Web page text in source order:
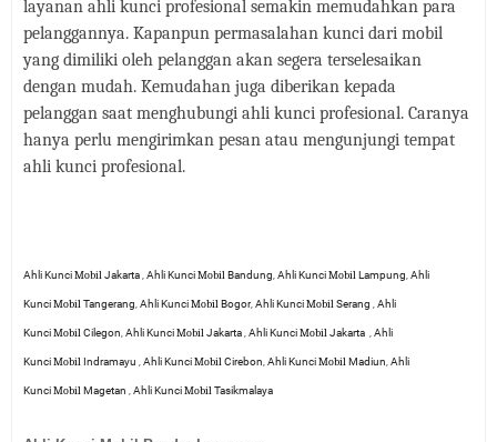
layanan ahli kunci profesional semakin memudahkan para
pelanggannya. Kapanpun permasalahan kunci dari mobil
yang dimiliki oleh pelanggan akan segera terselesaikan
dengan mudah. Kemudahan juga diberikan kepada
pelanggan saat menghubungi ahli kunci profesional. Caranya
hanya perlu mengirimkan pesan atau mengunjungi tempat
ahli kunci profesional.
Ahli KunciMobilJakarta , Ahli KunciMobilBandung, Ahli KunciMobilLampung, Ahli
KunciMobilTangerang, Ahli KunciMobilBogor, Ahli KunciMobilSerang , Ahli
KunciMobilCilegon, Ahli KunciMobilJakarta , Ahli KunciMobilJakarta , Ahli
KunciMobilIndramayu , Ahli KunciMobilCirebon, Ahli KunciMobilMadiun, Ahli
KunciMobilMagetan , Ahli KunciMobilTasikmalaya